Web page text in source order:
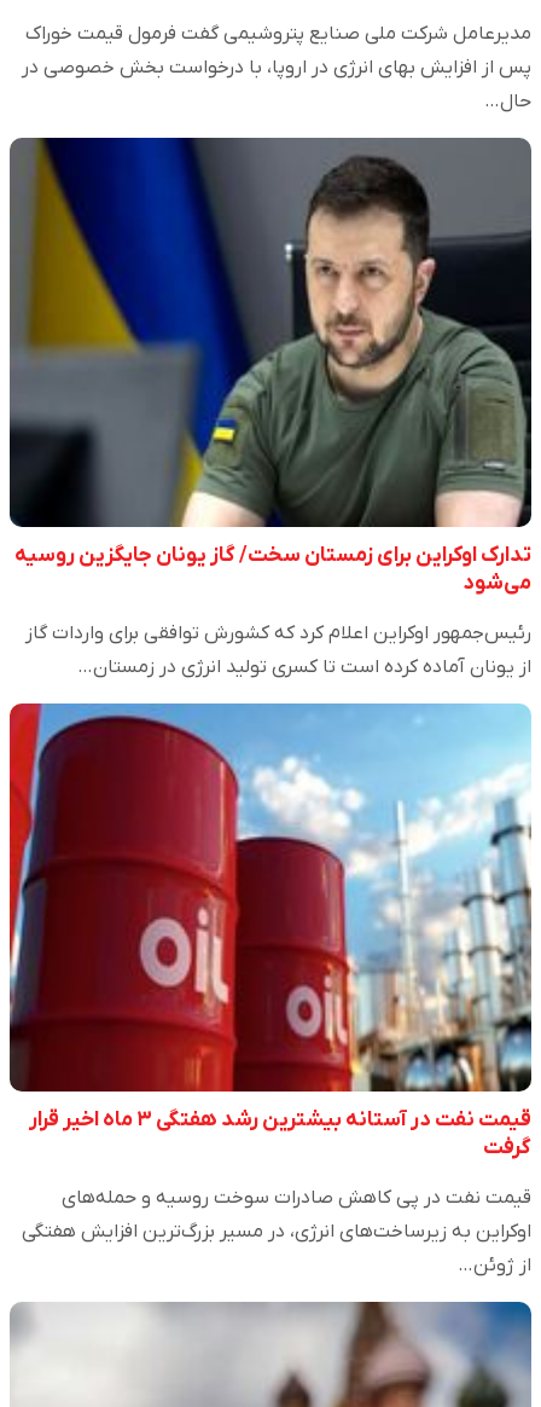
مدیرعامل شرکت ملی صنایع پتروشیمی گفت فرمول قیمت خوراک
پس از افزایش بهای انرژی در اروپا، با درخواست بخش خصوصی در
حال…
تدارک اوکراین برای زمستان سخت/ گاز یونان جایگزین روسیه
می‌شود
رئیس‌جمهور اوکراین اعلام کرد که کشورش توافقی برای واردات گاز
از یونان آماده کرده است تا کسری تولید انرژی در زمستان…
قیمت نفت در آستانه بیشترین رشد هفتگی ۳ ماه اخیر قرار
گرفت
قیمت نفت در پی کاهش صادرات سوخت روسیه و حمله‌های
اوکراین به زیرساخت‌های انرژی، در مسیر بزرگ‌ترین افزایش هفتگی
از ژوئن…